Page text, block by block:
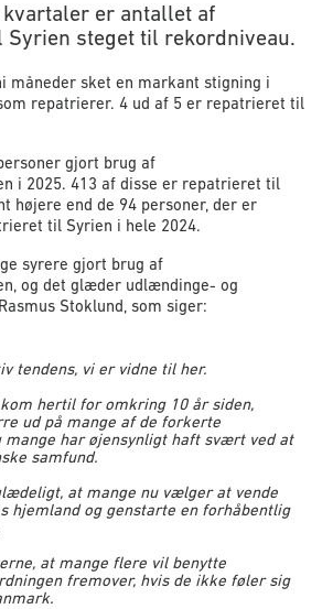
er antallet af
steget til rekordniveau.
måneder sket en markant stigning i
repatrierer. 4 ud af 5 er repatrieret til
gjort brug af
i 2025. 413 af disse er repatrieret til
højere end de 94 personer, der er
til Syrien i hele 2024.
syrere gjort brug af
og det glæder udlændinge- og
Stoklund, som siger:
tendens, vi er vidne til her.
hertil for omkring 10 år siden,
ud på mange af de forkerte
mange har øjensynligt haft svært ved at
samfund.
at mange nu vælger at vende
hjemland og genstarte en forhåbentlig
at mange flere vil benytte
fremover, hvis de ikke føler sig